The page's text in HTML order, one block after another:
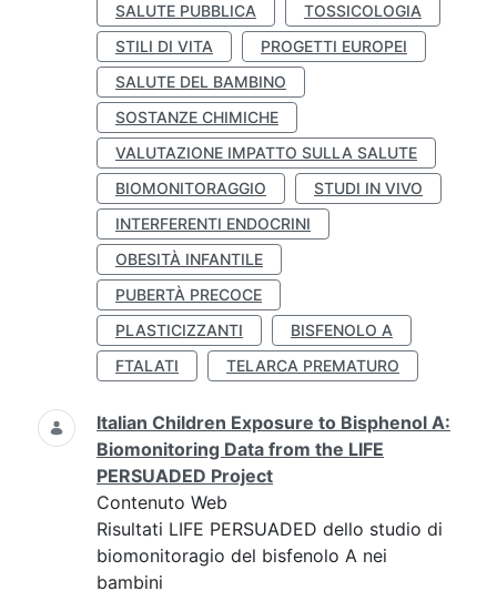
SALUTE PUBBLICA
TOSSICOLOGIA
STILI DI VITA
PROGETTI EUROPEI
SALUTE DEL BAMBINO
SOSTANZE CHIMICHE
VALUTAZIONE IMPATTO SULLA SALUTE
BIOMONITORAGGIO
STUDI IN VIVO
INTERFERENTI ENDOCRINI
OBESITÀ INFANTILE
PUBERTÀ PRECOCE
PLASTICIZZANTI
BISFENOLO A
FTALATI
TELARCA PREMATURO
Italian Children Exposure to Bisphenol A:
Biomonitoring Data from the LIFE
PERSUADED Project
Contenuto Web
Risultati LIFE PERSUADED dello studio di
biomonitoragio del bisfenolo A nei
bambini